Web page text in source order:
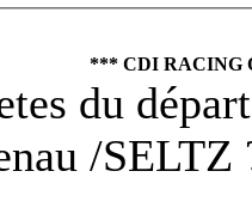
*** CDI RACING
du
/SELTZ